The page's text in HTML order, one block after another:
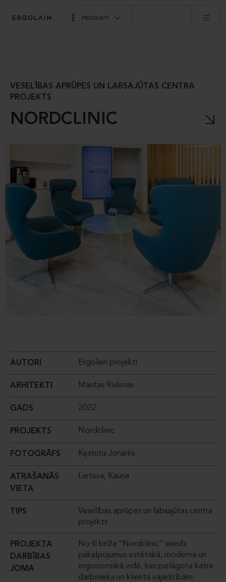
PRODUKTI
VESELĪBAS APRŪPES UN LABSAJŪTAS CENTRA
PROJEKTS
NORDCLINIC
AUTORI Ergolain projekti
ARHITEKTI Mantas Rašimas
GADS 2022
PROJEKTS Nordclinic
FOTOGRĀFS Kęstutis Jonaitis
ATRAŠANĀS
VIETA
Lietuva, Kauņa
TIPS
Veselības aprūpes un labsajūtas centra
projekts
PROJEKTA
DARBĪBAS
JOMA
No šī brīža “Nordclinic” sniedz
pakalpojumus estētiskā, modernā un
ergonomiskā vidē, kas pielāgota katra
darbinieka un klienta vajadzībām.